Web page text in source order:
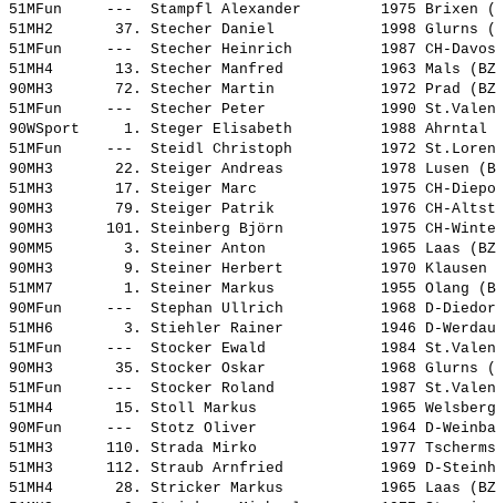
51MFun     --- Stampfl Alexander
1975
51MH2       37. Stecher Daniel
1998
51MFun     --- Stecher Heinrich
1987 CH-
51MH4       13. Stecher Manfred
1963
90MH3       72. Stecher Martin
1972
51MFun     --- Stecher Peter
1990
90WSport     1. Steger Elisabeth
1988
51MFun     --- Steidl Christoph
1972
90MH3       22. Steiger Andreas
1978
51MH3       17. Steiger Marc
1975 CH-
90MH3       79. Steiger Patrik
1976 CH-
90MH3      101. Steinberg Björn
1975 CH-
90MM5        3. Steiner Anton
1965 Laas
90MH3        9. Steiner Herbert
1970
51MM7        1. Steiner Markus
1955
90MFun     --- Stephan Ullrich
1968 D-
51MH6        3. Stiehler Rainer
1946 D-
51MFun     --- Stocker Ewald
1984
90MH3       35. Stocker Oskar
1968
51MFun     --- Stocker Roland
1987
51MH4       15. Stoll Markus
1965
90MFun     --- Stotz Oliver
1964 D-
51MH3      110. Strada Mirko
1977
51MH3      112. Straub Arnfried
1969 D-
51MH4       28. Stricker Markus
1965